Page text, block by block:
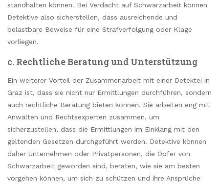
standhalten können. Bei Verdacht auf Schwarzarbeit können
Detektive also sicherstellen, dass ausreichende und
belastbare Beweise für eine Strafverfolgung oder Klage
vorliegen.
c. Rechtliche Beratung und Unterstützung
Ein weiterer Vorteil der Zusammenarbeit mit einer Detektei in
Graz ist, dass sie nicht nur Ermittlungen durchführen, sondern
auch rechtliche Beratung bieten können. Sie arbeiten eng mit
Anwälten und Rechtsexperten zusammen, um
sicherzustellen, dass die Ermittlungen im Einklang mit den
geltenden Gesetzen durchgeführt werden. Detektive können
daher Unternehmen oder Privatpersonen, die Opfer von
Schwarzarbeit geworden sind, beraten, wie sie am besten
vorgehen können, um sich zu schützen und ihre Ansprüche